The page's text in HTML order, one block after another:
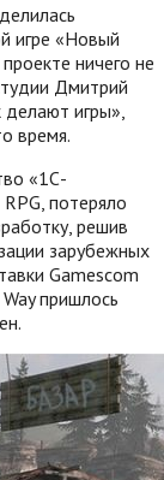
игре «Новый
ничего не
Дмитрий
игры»,
время.
«1С-
потеряло
решив
зарубежных
Gamescom
пришлось